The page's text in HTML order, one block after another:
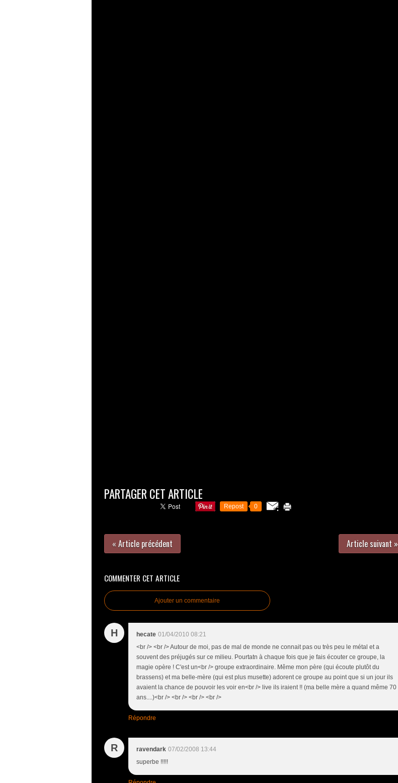
PARTAGER CET ARTICLE
Repost 0
« Article précédent Article suivant »
COMMENTER CET ARTICLE
Ajouter un commentaire
H hecate 01/04/2010 08:21
<br /> <br /> Autour de moi, pas de mal de monde ne connait pas ou très peu le métal et a
souvent des préjugés sur ce milieu. Pourtatn à chaque fois que je fais écouter ce groupe, la
magie opère ! C'est un<br /> groupe extraordinaire. Même mon père (qui écoute plutôt du
brassens) et ma belle-mère (qui est plus musette) adorent ce groupe au point que si un jour ils
avaient la chance de pouvoir les voir en<br /> live ils iraient !! (ma belle mère a quand même 70
ans....)<br /> <br /> <br /> <br />
Répondre
R ravendark 07/02/2008 13:44
superbe !!!!!